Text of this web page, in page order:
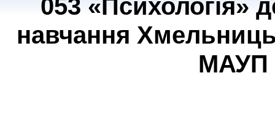
053 «Психологія»
навчання
МАУП